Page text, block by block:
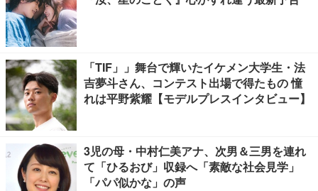
「TIF」」舞台で輝いたイケメン大学生・法
吉夢斗さん、コンテスト出場で得たもの 憧
れは平野紫耀【モデルプレスインタビュー】
3児の母・中村仁美アナ、次男＆三男を連れ
て「ひるおび」収録へ「素敵な社会見学」
「パパ似かな」の声